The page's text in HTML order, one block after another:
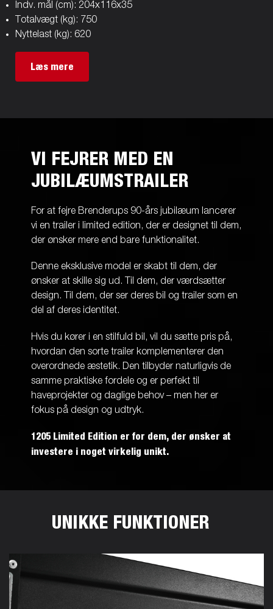
Indv. mål (cm): 204x116x35
Totalvægt (kg): 750
Nyttelast (kg): 620
Læs mere
VI FEJRER MED EN
JUBILÆUMSTRAILER
For at fejre Brenderups 90-års jubilæum lancerer
vi en trailer i limited edition, der er designet til dem,
der ønsker mere end bare funktionalitet.
Denne eksklusive model er skabt til dem, der
ønsker at skille sig ud. Til dem, der værdsætter
design. Til dem, der ser deres bil og trailer som en
del af deres identitet.
Hvis du kører i en stilfuld bil, vil du sætte pris på,
hvordan den sorte trailer komplementerer den
overordnede æstetik. Den tilbyder naturligvis de
samme praktiske fordele og er perfekt til
haveprojekter og daglige behov – men her er
fokus på design og udtryk.
1205 Limited Edition er for dem, der ønsker at
investere i noget virkelig unikt.
UNIKKE FUNKTIONER